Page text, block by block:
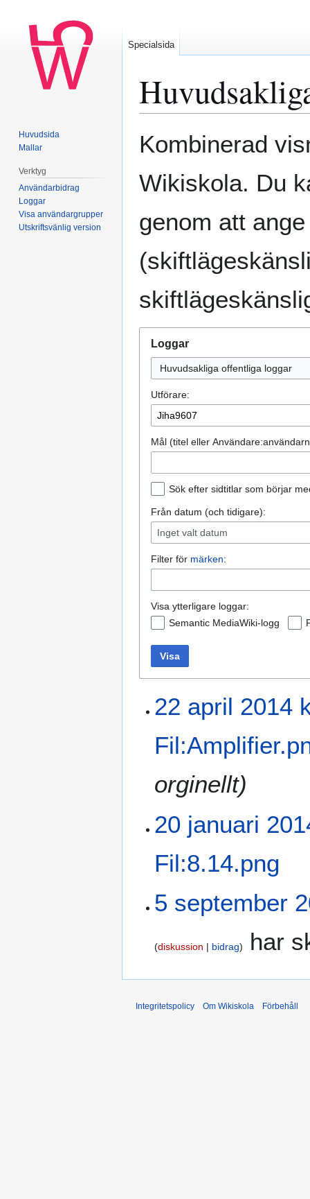
till
till
Kombinerad
Wikiskola. Du
genom att
Loggar
Huvudsakliga offentliga loggar
Utförare:
Mål (titel eller
Sök efter sidtitlar som börjar
Från datum (och tidigare):
Inget valt datum
Filter för märken:
Visa ytterligare loggar:
Semantic MediaWiki-logg
Visa
22 april 2014
orginellt)
20 januari
Fil:8.14.png
5 september
diskussion bidrag har
Specialsida
Huvudsida
Mallar
Verktyg
Användarbidrag
Loggar
Visa användargrupper
Utskriftsvänlig version
Integritetspolicy Om Wikiskola Förbehåll